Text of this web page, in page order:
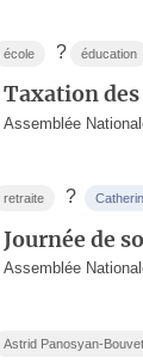
école ? éducation
Taxation
Assemblée
retraite ?
Journée de
Assemblée
Astrid Panosyan-Bouvet